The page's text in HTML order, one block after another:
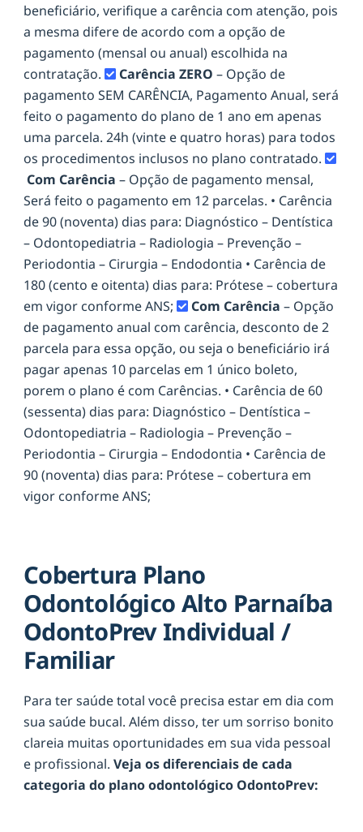
beneficiário, verifique a carência com atenção, pois
a mesma difere de acordo com a opção de
pagamento (mensal ou anual) escolhida na
contratação.
Carência ZERO – Opção de
pagamento SEM CARÊNCIA, Pagamento Anual, será
feito o pagamento do plano de 1 ano em apenas
uma parcela. 24h (vinte e quatro horas) para todos
os procedimentos inclusos no plano contratado.
Com Carência – Opção de pagamento mensal,
Será feito o pagamento em 12 parcelas. • Carência
de 90 (noventa) dias para: Diagnóstico – Dentística
– Odontopediatria – Radiologia – Prevenção –
Periodontia – Cirurgia – Endodontia • Carência de
180 (cento e oitenta) dias para: Prótese – cobertura
em vigor conforme ANS;
Com Carência – Opção
de pagamento anual com carência, desconto de 2
parcela para essa opção, ou seja o beneficiário irá
pagar apenas 10 parcelas em 1 único boleto,
porem o plano é com Carências. • Carência de 60
(sessenta) dias para: Diagnóstico – Dentística –
Odontopediatria – Radiologia – Prevenção –
Periodontia – Cirurgia – Endodontia • Carência de
90 (noventa) dias para: Prótese – cobertura em
vigor conforme ANS;
Cobertura Plano
Odontológico Alto Parnaíba
OdontoPrev Individual /
Familiar
Para ter saúde total você precisa estar em dia com
sua saúde bucal. Além disso, ter um sorriso bonito
clareia muitas oportunidades em sua vida pessoal
e profissional. Veja os diferenciais de cada
categoria do plano odontológico OdontoPrev: